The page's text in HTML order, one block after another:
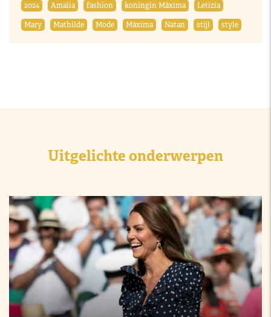
2024 Amalia fashion koningin Máxima
Letizia
Mary
Mathilde Mode Máxima Natan stijl style
Uitgelichte onderwerpen